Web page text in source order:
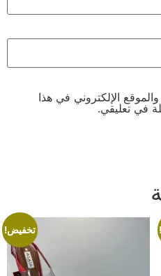
الإلكتروني في هذا
في تعليقي.
تخفيض!